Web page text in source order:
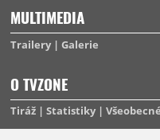
MULTIMEDIA
Trailery Galerie
O TVZONE
Tiráž Statistiky